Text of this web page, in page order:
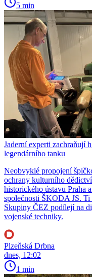
5 min
Jaderní experti zachraňují
legendárního tanku
Neobvyklé propojení
ochrany kulturního
historického ústavu Praha
společnosti ŠKODA JS.
Skupiny ČEZ podílejí na
vojenské techniky.
Plzeňská Drbna
dnes, 12:02
1 min